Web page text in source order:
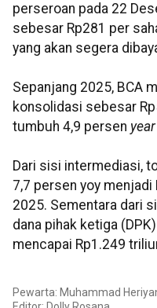
perseroan pada 22
sebesar Rp281 per
yang akan segera
Sepanjang 2025, BCA
konsolidasi sebesar
tumbuh 4,9 persen
Dari sisi intermediasi,
7,7 persen yoy
2025. Sementara dari
dana pihak ketiga
mencapai Rp1.249
Pewarta: Muhammad